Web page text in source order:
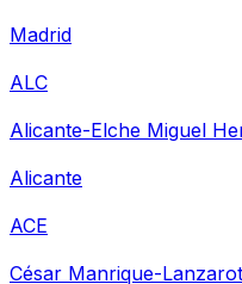
Madrid
ALC
Alicante-Elche Miguel
Alicante
ACE
César Manrique-